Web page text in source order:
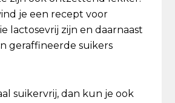
je een recept voor
lactosevrij zijn en daarnaast
geraffineerde suikers
suikervrij, dan kun je ook